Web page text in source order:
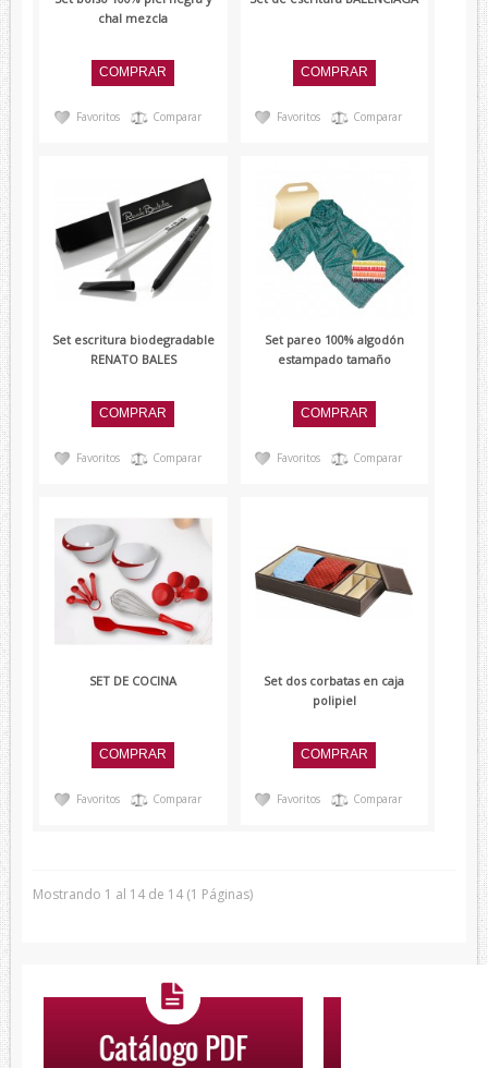
chal mezcla
Favoritos Comparar Favoritos Comparar
Set escritura biodegradable
RENATO BALES
Favoritos Comparar
Set pareo 100% algodón
estampado tamaño
Favoritos Comparar
SET DE COCINA
Favoritos Comparar
Set dos corbatas en caja
polipiel
Favoritos Comparar
Mostrando 1 al 14 de 14 (1 Páginas)